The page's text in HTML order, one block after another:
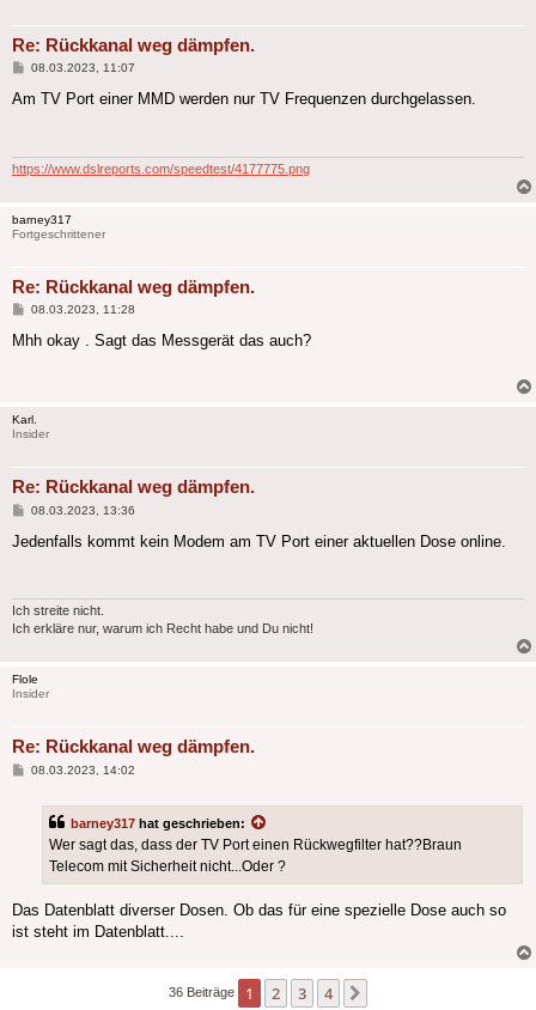
Re: Rückkanal weg dämpfen.
Beitrag
08.03.2023, 11:07
Am TV Port einer MMD werden nur TV Frequenzen durchgelassen.
https://www.dslreports.com/speedtest/4177775.png
barney317
Fortgeschrittener
Re: Rückkanal weg dämpfen.
Beitrag
08.03.2023, 11:28
Mhh okay . Sagt das Messgerät das auch?
Karl.
Insider
Re: Rückkanal weg dämpfen.
Beitrag
08.03.2023, 13:36
Jedenfalls kommt kein Modem am TV Port einer aktuellen Dose online.
Ich streite nicht.
Ich erkläre nur, warum ich Recht habe und Du nicht!
Flole
Insider
Re: Rückkanal weg dämpfen.
Beitrag
08.03.2023, 14:02
barney317 hat geschrieben:
Wer sagt das, dass der TV Port einen Rückwegfilter hat??Braun
Telecom mit Sicherheit nicht...Oder ?
Das Datenblatt diverser Dosen. Ob das für eine spezielle Dose auch so
ist steht im Datenblatt....
36 Beiträge 1 2 3 4